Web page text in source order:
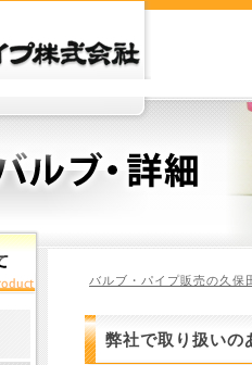
バルブ・パイプ販売の久保
弊社で取り扱いの